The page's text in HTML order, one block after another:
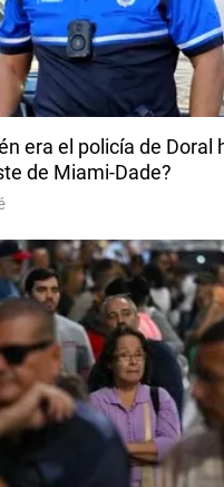
era el policía de Doral
de Miami-Dade?